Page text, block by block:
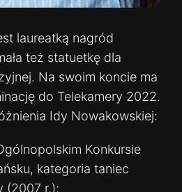
laureatką nagród
też statuetkę dla
Na swoim koncie ma
do Telekamery 2022.
Idy Nowakowskiej:
Konkursie
kategoria taniec
(2007 r.);